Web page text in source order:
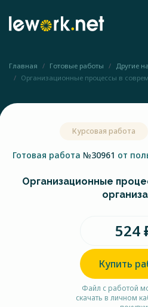
Главная Готовые работы Другие
Организационные процессы в
Курсовая работа
Готовая работа №30961 от
Организационные
524
Купить
Файл с работой
скачать в личном